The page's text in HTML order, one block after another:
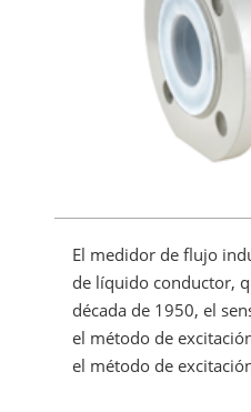
El medidor de flujo
de líquido conductor,
década de 1950, el
el método de
el método de